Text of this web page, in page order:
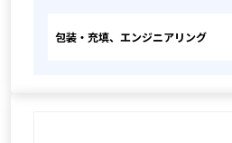
包装・充填、エンジニアリング